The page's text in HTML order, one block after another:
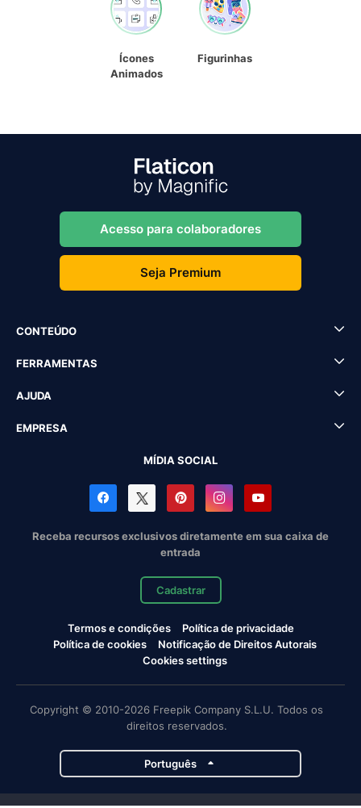
Ícones
Animados
Figurinhas
Acesso para colaboradores
Seja Premium
CONTEÚDO
FERRAMENTAS
AJUDA
EMPRESA
MÍDIA SOCIAL
Receba recursos exclusivos diretamente em sua caixa de
entrada
Cadastrar
Termos e condições
Política de privacidade
Política de cookies
Notificação de Direitos Autorais
Cookies settings
Copyright © 2010-2026 Freepik Company S.L.U. Todos os
direitos reservados.
Português